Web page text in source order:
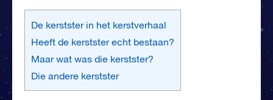
De kerstster in het kerstverhaal
Heeft de kerstster echt bestaan?
Maar wat was die kerstster?
Die andere kerstster